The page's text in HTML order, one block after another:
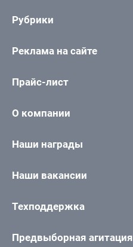
Рубрики
Реклама на сайте
Прайс-лист
О компании
Наши награды
Наши вакансии
Техподдержка
Предвыборная агитация